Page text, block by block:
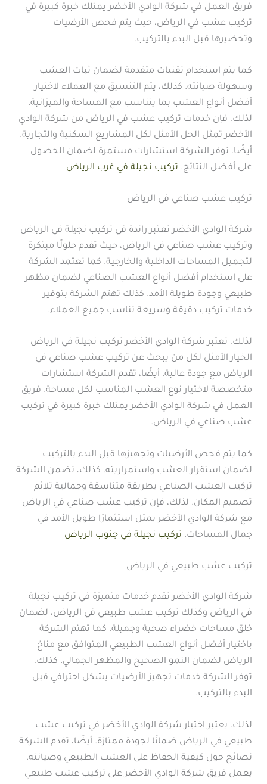
فريق العمل في شركة الوادي الأخضر يمتلك خبرة كبيرة في
تركيب عشب في الرياض، حيث يتم فحص الأرضيات
وتحضيرها قبل البدء بالتركيب.
كما يتم استخدام تقنيات متقدمة لضمان ثبات العشب
وسهولة صيانته. كذلك، يتم التنسيق مع العملاء لاختيار
أفضل أنواع العشب بما يتناسب مع المساحة والميزانية.
لذلك، فإن خدمات تركيب عشب في الرياض من شركة الوادي
الأخضر تمثل الحل الأمثل لكل المشاريع السكنية والتجارية.
أيضًا، توفر الشركة استشارات مستمرة لضمان الحصول
على أفضل النتائج. تركيب نجيلة في غرب الرياض
تركيب عشب صناعي في الرياض
شركة الوادي الأخضر تعتبر رائدة في تركيب نجيلة في الرياض
وتركيب عشب صناعي في الرياض، حيث تقدم حلولًا مبتكرة
لتجميل المساحات الداخلية والخارجية. كما تعتمد الشركة
على استخدام أفضل أنواع العشب الصناعي لضمان مظهر
طبيعي وجودة طويلة الأمد. كذلك تهتم الشركة بتوفير
خدمات تركيب دقيقة وسريعة تناسب جميع العملاء.
لذلك، تعتبر شركة الوادي الأخضر تركيب نجيلة في الرياض
الخيار الأمثل لكل من يبحث عن تركيب عشب صناعي في
الرياض مع جودة عالية. أيضًا، تقدم الشركة استشارات
متخصصة لاختيار نوع العشب المناسب لكل مساحة. فريق
العمل في شركة الوادي الأخضر يمتلك خبرة كبيرة في تركيب
عشب صناعي في الرياض.
كما يتم فحص الأرضيات وتجهيزها قبل البدء بالتركيب
لضمان استقرار العشب واستمراريته. كذلك، تضمن الشركة
تركيب العشب الصناعي بطريقة متناسقة وجمالية تلائم
تصميم المكان. لذلك، فإن تركيب عشب صناعي في الرياض
مع شركة الوادي الأخضر يمثل استثمارًا طويل الأمد في
جمال المساحات. تركيب نجيلة في جنوب الرياض
تركيب عشب طبيعي في الرياض
شركة الوادي الأخضر تقدم خدمات متميزة في تركيب نجيلة
في الرياض وكذلك تركيب عشب طبيعي في الرياض، لضمان
خلق مساحات خضراء صحية وجميلة. كما تهتم الشركة
باختيار أفضل أنواع العشب الطبيعي المتوافق مع مناخ
الرياض لضمان النمو الصحيح والمظهر الجمالي. كذلك،
توفر الشركة خدمات تجهيز الأرضيات بشكل احترافي قبل
البدء بالتركيب.
لذلك، يعتبر اختيار شركة الوادي الأخضر في تركيب عشب
طبيعي في الرياض ضمانًا لجودة ممتازة. أيضًا، تقدم الشركة
نصائح حول كيفية الحفاظ على العشب الطبيعي وصيانته.
يعمل فريق شركة الوادي الأخضر على تركيب عشب طبيعي